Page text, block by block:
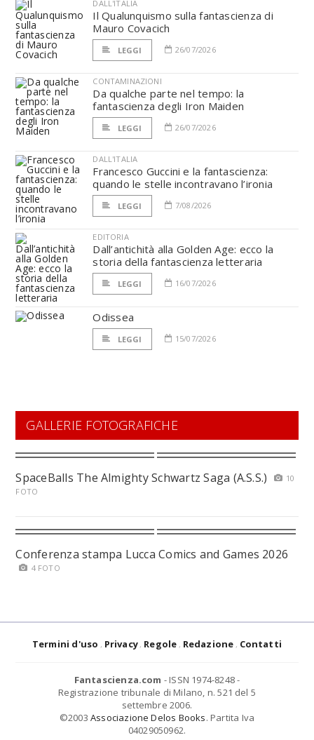
DALL'ITALIA
Il Qualunquismo sulla fantascienza di
Mauro Covacich
LEGGI 26/07/2026
CONTAMINAZIONI
Da qualche parte nel tempo: la
fantascienza degli Iron Maiden
LEGGI 26/07/2026
DALL'ITALIA
Francesco Guccini e la fantascienza:
quando le stelle incontravano l’ironia
LEGGI 7/08/2026
EDITORIA
Dall’antichità alla Golden Age: ecco la
storia della fantascienza letteraria
LEGGI 16/07/2026
Odissea
LEGGI 15/07/2026
GALLERIE FOTOGRAFICHE
SpaceBalls The Almighty Schwartz Saga (A.S.S.)
10
FOTO
Conferenza stampa Lucca Comics and Games 2026
4 FOTO
Termini d'uso Privacy Regole Redazione Contatti
Fantascienza.com - ISSN 1974-8248 -
Registrazione tribunale di Milano, n. 521 del 5
settembre 2006.
©2003 Associazione Delos Books. Partita Iva
04029050962.